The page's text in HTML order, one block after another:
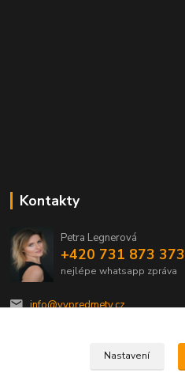
Kontakty
Petra Legnerová
+420 731 873 373
nejlépe whatsapp zpráva
info@vvpredmety.cz
Nastavení